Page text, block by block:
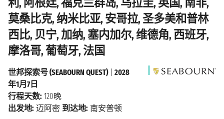
利, 阿根廷, 福克兰群岛, 乌拉圭, 英国, 南非,
莫桑比克, 纳米比亚, 安哥拉, 圣多美和普林
西比, 贝宁, 加纳, 塞内加尔, 维德角, 西班牙,
摩洛哥, 葡萄牙, 法国
世邦探索号 (SEABOURN QUEST)| 2028
年1月7日
行程天数: 120晚
出发地: 迈阿密 到达地: 南安普顿